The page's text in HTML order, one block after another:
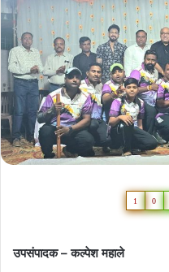
1 0
उपसंपादक – कल्पेश महाले